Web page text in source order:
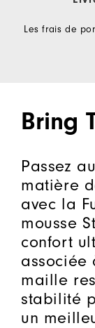
Les frais de
Bring
Passez
matière
avec la
mousse
confort
associée
maille
stabilité
un